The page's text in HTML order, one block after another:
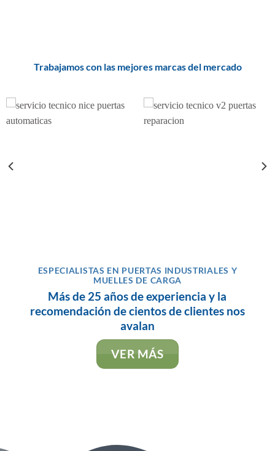
Trabajamos con las mejores marcas del mercado
ESPECIALISTAS EN PUERTAS INDUSTRIALES Y
MUELLES DE CARGA
Más de 25 años de experiencia y la
recomendación de cientos de clientes nos
avalan
VER MÁS